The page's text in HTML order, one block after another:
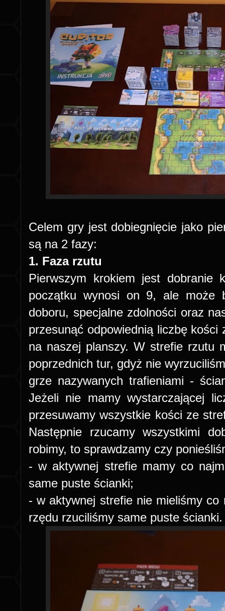
Celem gry jest dobiegnięcie jako
są na 2 fazy:
1. Faza rzutu
Pierwszym krokiem jest
początku wynosi on 9, ale może
doboru, specjalne zdolności oraz
przesunąć odpowiednią liczbę
na naszej planszy. W strefie rzutu
poprzednich tur, gdyż nie
grze nazywanych trafieniami -
Jeżeli nie mamy wystarczającej
przesuwamy wszystkie kości ze
Następnie rzucamy wszystkimi
robimy, to sprawdzamy czy
- w aktywnej strefie mamy co
same puste ścianki;
- w aktywnej strefie nie mieliśmy
rzędu rzuciliśmy same puste